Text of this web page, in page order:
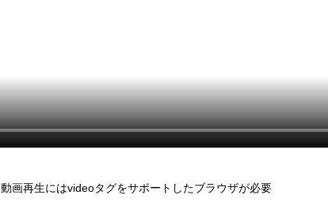
動画再生にはvideoタグをサポートしたブラウザが必要